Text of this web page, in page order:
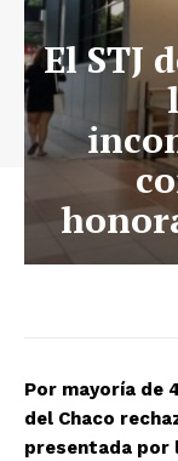
El STJ
Por mayoría de
del Chaco
presentada por